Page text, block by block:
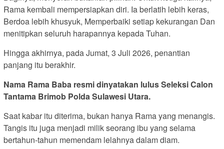
Rama kembali mempersiapkan diri. Ia berlatih lebih keras,
Berdoa lebih khusyuk, Memperbaiki setiap kekurangan Dan
menitipkan seluruh harapannya kepada Tuhan.
Hingga akhirnya, pada Jumat, 3 Juli 2026, penantian
panjang itu berakhir.
Nama Rama Baba resmi dinyatakan lulus Seleksi Calon
Tantama Brimob Polda Sulawesi Utara.
Saat kabar itu diterima, bukan hanya Rama yang menangis.
Tangis itu juga menjadi milik seorang ibu yang selama
bertahun-tahun memendam lelahnya dalam diam.